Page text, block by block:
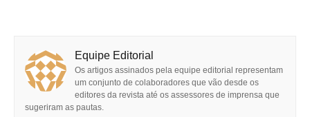
Equipe Editorial
Os artigos assinados pela equipe editorial representam
um conjunto de colaboradores que vão desde os
editores da revista até os assessores de imprensa que
sugeriram as pautas.